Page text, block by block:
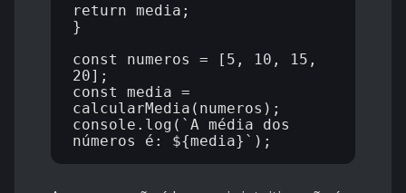
return media;
}
const numeros = [5, 10, 15,
20];
const media =
calcularMedia(numeros);
console.log(`A média dos